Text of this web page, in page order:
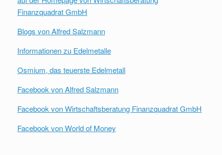
Finanzquadrat GmbH
Blogs von Alfred Salzmann
Informationen zu Edelmetalle
Osmium, das teuerste Edelmetall
Facebook von Alfred Salzmann
Facebook von Wirtschaftsberatung Finanzquadrat GmbH
Facebook von World of Money